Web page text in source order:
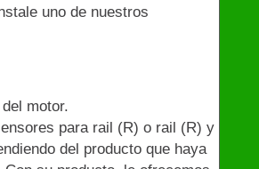
uno de nuestros
motor.
para rail (R) o rail (R) y
del producto que haya